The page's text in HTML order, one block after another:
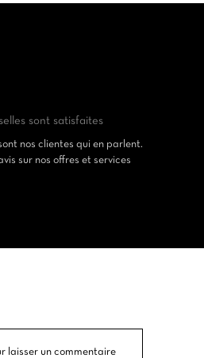
elles sont satisfaites
nos clientes qui en parlent.
sur nos offres et services
laisser un commentaire